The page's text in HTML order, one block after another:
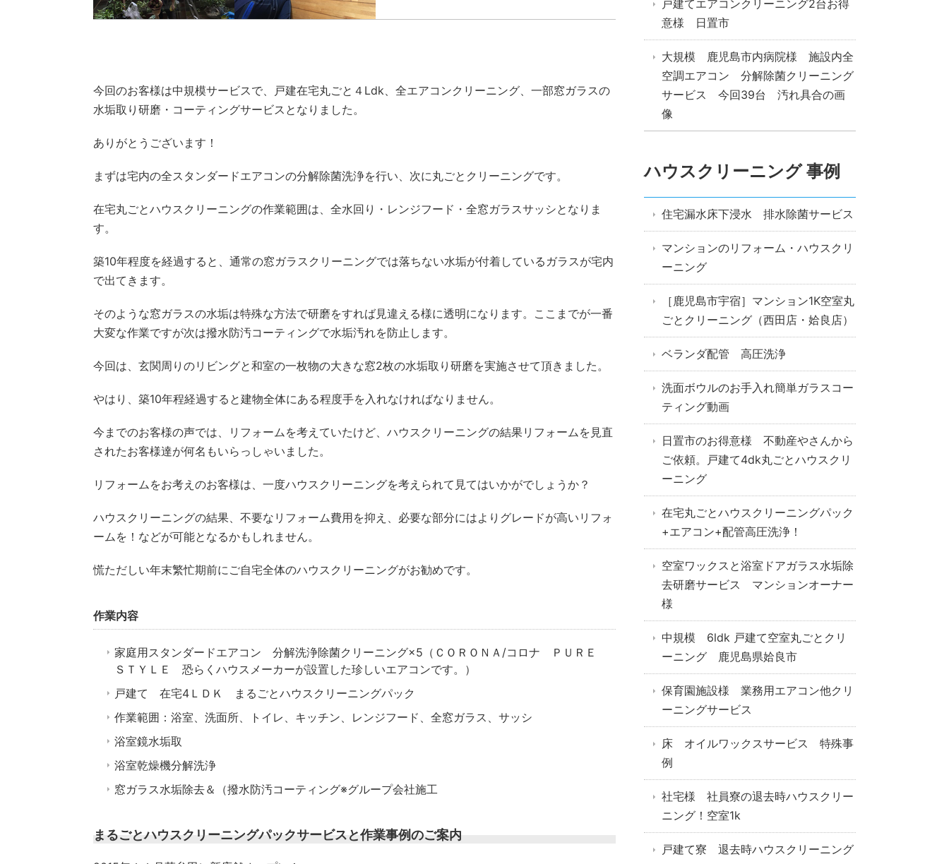
今回のお客様は中規模サービスで、戸建在宅丸ごと４Ldk、全エアコンクリーニング、一部窓ガラスの
水垢取り研磨・コーティングサービスとなりました。
ありがとうございます！
まずは宅内の全スタンダードエアコンの分解除菌洗浄を行い、次に丸ごとクリーニングです。
在宅丸ごとハウスクリーニングの作業範囲は、全水回り・レンジフード・全窓ガラスサッシとなりま
す。
築10年程度を経過すると、通常の窓ガラスクリーニングでは落ちない水垢が付着しているガラスが宅内
で出てきます。
そのような窓ガラスの水垢は特殊な方法で研磨をすれば見違える様に透明になります。ここまでが一番
大変な作業ですが次は撥水防汚コーティングで水垢汚れを防止します。
今回は、玄関周りのリビングと和室の一枚物の大きな窓2枚の水垢取り研磨を実施させて頂きました。
やはり、築10年程経過すると建物全体にある程度手を入れなければなりません。
今までのお客様の声では、リフォームを考えていたけど、ハウスクリーニングの結果リフォームを見直
されたお客様達が何名もいらっしゃいました。
リフォームをお考えのお客様は、一度ハウスクリーニングを考えられて見てはいかがでしょうか？
ハウスクリーニングの結果、不要なリフォーム費用を抑え、必要な部分にはよりグレードが高いリフォ
ームを！などが可能となるかもしれません。
慌ただしい年末繁忙期前にご自宅全体のハウスクリーニングがお勧めです。
作業内容
家庭用スタンダードエアコン 分解洗浄除菌クリーニング×5（ＣＯＲＯＮＡ/コロナ ＰＵＲＥ
ＳＴＹＬＥ 恐らくハウスメーカーが設置した珍しいエアコンです。）
戸建て 在宅4ＬＤＫ まるごとハウスクリーニングパック
作業範囲：浴室、洗面所、トイレ、キッチン、レンジフード、全窓ガラス、サッシ
浴室鏡水垢取
浴室乾燥機分解洗浄
窓ガラス水垢除去＆（撥水防汚コーティング※グループ会社施工
まるごとハウスクリーニングパックサービスと作業事例のご案内
戸建てエアコンクリーニング2台お得
意様 日置市
大規模 鹿児島市内病院様 施設内全
空調エアコン 分解除菌クリーニング
サービス 今回39台 汚れ具合の画
像
ハウスクリーニング 事例
住宅漏水床下浸水 排水除菌サービス
マンションのリフォーム・ハウスクリ
ーニング
［鹿児島市宇宿］マンション1K空室丸
ごとクリーニング（西田店・姶良店）
ベランダ配管 高圧洗浄
洗面ボウルのお手入れ簡単ガラスコー
ティング動画
日置市のお得意様 不動産やさんから
ご依頼。戸建て4dk丸ごとハウスクリ
ーニング
在宅丸ごとハウスクリーニングパック
+エアコン+配管高圧洗浄！
空室ワックスと浴室ドアガラス水垢除
去研磨サービス マンションオーナー
様
中規模 6ldk 戸建て空室丸ごとクリ
ーニング 鹿児島県姶良市
保育園施設様 業務用エアコン他クリ
ーニングサービス
床 オイルワックスサービス 特殊事
例
社宅様 社員寮の退去時ハウスクリー
ニング！空室1k
戸建て寮 退去時ハウスクリーニング